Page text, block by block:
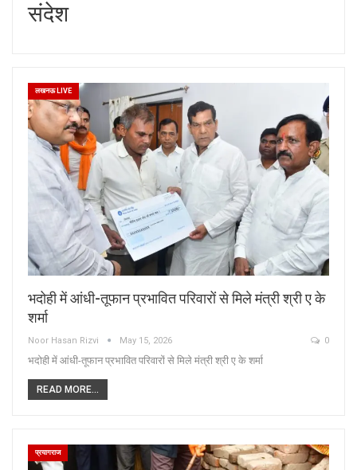
संदेश
लखनऊ LIVE
भदोही में आंधी-तूफान प्रभावित परिवारों से मिले मंत्री श्री ए के
शर्मा
Noor Hasan Rizvi May 15, 2026 0
भदोही में आंधी-तूफान प्रभावित परिवारों से मिले मंत्री श्री ए के शर्मा
READ MORE...
प्रयागराज